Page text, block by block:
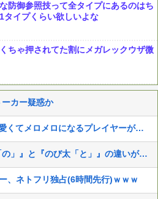
防御参照技って全タイプにあるのはち
タイプくらい欲しいよな
ちゃ押されてた割にメガレックウザ微
カー疑惑か
スト6の新キャラ、エッッ可愛くてメロメロになるプレイヤーが続出ｗｗ
ドラえもん映画、『のび太「の」』と『のび太「と」』の違いがわからないと話題に
、ネトフリ独占(6時間先行)ｗｗｗ